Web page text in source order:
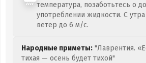
температура, позаботьтесь о
употреблении жидкости. С утра
ветер до 6 м/с.
Народные приметы: "Лаврентия.
тихая — осень будет тихой"